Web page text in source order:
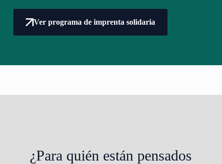
Ver programa de imprenta solidaria
¿Para quién están pensados